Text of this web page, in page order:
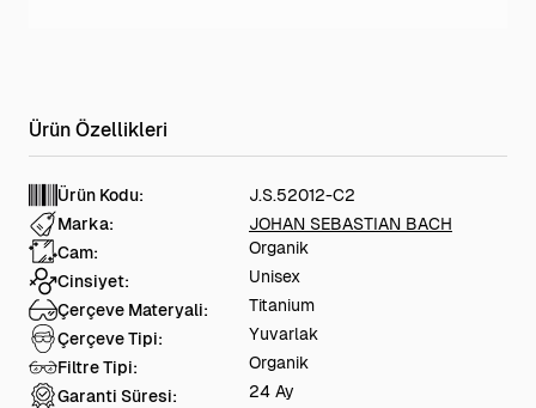
Ürün Kodu:
J.S.52012-C2
Marka:
JOHAN SEBASTIAN BACH
Cam:
Organik
Cinsiyet:
Unisex
Çerçeve Materyali:
Titanium
Çerçeve Tipi:
Yuvarlak
Filtre Tipi:
Organik
Garanti Süresi:
24 Ay